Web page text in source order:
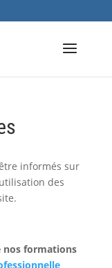
informés sur
des
nos formations